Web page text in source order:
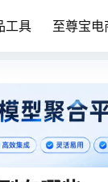
工具 至尊宝电